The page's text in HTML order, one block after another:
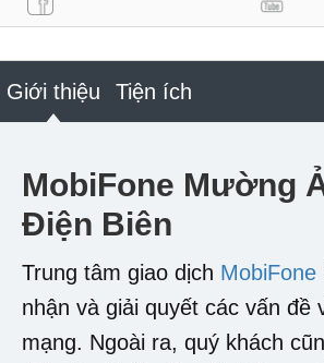
Giới thiệu Tiện ích
MobiFone Mường
Điện Biên
Trung tâm giao dịch MobiFone
nhận và giải quyết các vấn đề
mạng. Ngoài ra, quý khách